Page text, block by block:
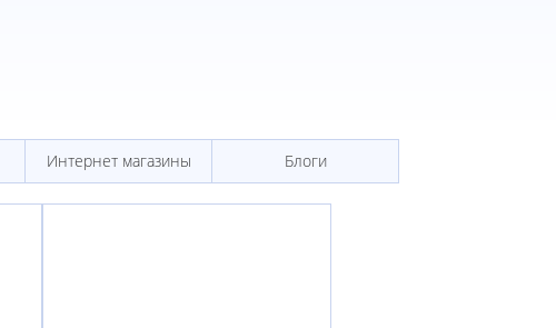
Интернет магазины Блоги